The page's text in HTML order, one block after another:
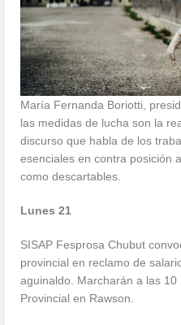
María Fernanda Boriotti,
las medidas de lucha son la
discurso que habla de los
esenciales en contra posición
como descartables.
Lunes 21
SISAP Fesprosa Chubut
provincial en reclamo de
aguinaldo. Marcharán a las
Provincial en Rawson.